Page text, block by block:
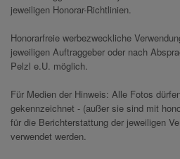
jeweiligen Honorar-Richtlinien.
Honorarfreie werbezweckliche
jeweiligen Auftraggeber oder nach
Pelzl e.U. möglich.
Für Medien der Hinweis: Alle Fotos
gekennzeichnet - (außer sie sind mit
für die Berichterstattung der jeweiligen
verwendet werden.